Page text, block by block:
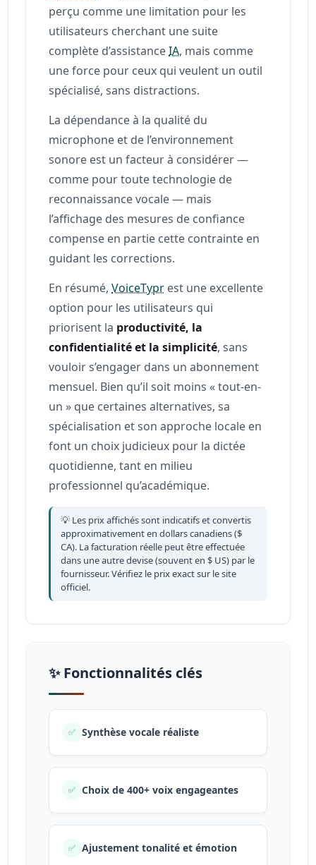
perçu comme une limitation pour les
utilisateurs cherchant une suite
complète d’assistanceIA, mais comme
une force pour ceux qui veulent un outil
spécialisé, sans distractions.
La dépendance à la qualité du
microphone et de l’environnement
sonore est un facteur à considérer —
comme pour toute technologie de
reconnaissance vocale — mais
l’affichage des mesures de confiance
compense en partie cette contrainte en
guidant les corrections.
En résumé,VoiceTypr est une excellente
option pour les utilisateurs qui
priorisent la productivité, la
confidentialité et la simplicité, sans
vouloir s’engager dans un abonnement
mensuel. Bien qu’il soit moins « tout-en-
un » que certaines alternatives, sa
spécialisation et son approche locale en
font un choix judicieux pour la dictée
quotidienne, tant en milieu
professionnel qu’académique.
💡 Les prix affichés sont indicatifs et convertis
approximativement en dollars canadiens ($
CA). La facturation réelle peut être effectuée
dans une autre devise (souvent en $ US) par le
fournisseur. Vérifiez le prix exact sur le site
officiel.
✨ Fonctionnalités clés
✅ Synthèse vocale réaliste
✅ Choix de 400+ voix engageantes
✅ Ajustement tonalité et émotion